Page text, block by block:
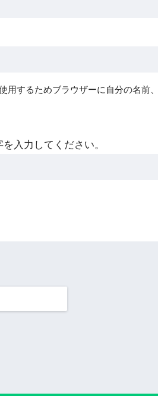
用するためブラウザーに自分の名前
入力してください。